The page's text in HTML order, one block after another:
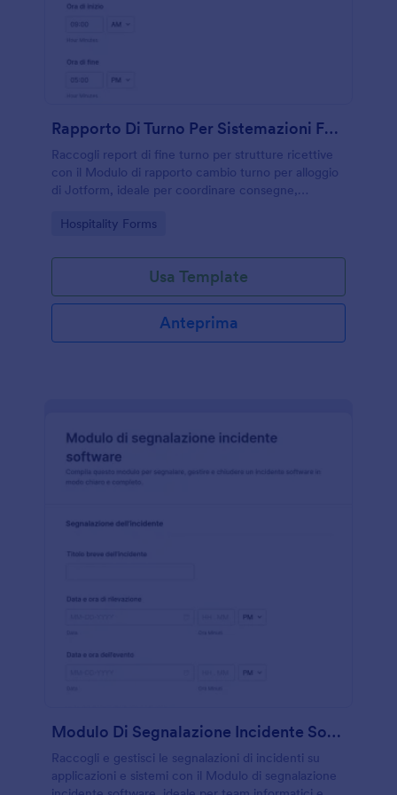
Rapporto Di Turno Per Sistemazioni Form
Raccogli report di fine turno per strutture ricettive
con il Modulo di rapporto cambio turno per alloggio
di Jotform, ideale per coordinare consegne,
raccolta dati costante.
Go to Category:
Hospitality Forms
Usa Template
Anteprima
Modulo Di Segnalazione Incidente Software
Raccogli e gestisci le segnalazioni di incidenti su
applicazioni e sistemi con il Modulo di segnalazione